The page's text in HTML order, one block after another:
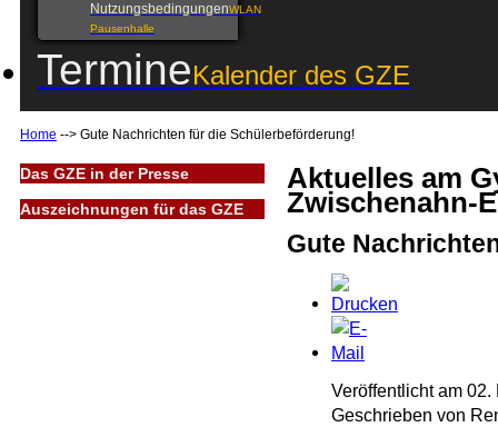
NutzungsbedingungenWLAN
Pausenhalle
TermineKalender des GZE
Home --> Gute Nachrichten für die Schülerbeförderung!
Aktuelles am
Zwischenahn-
Gute
Veröffentlicht am
Geschrieben von
Das GZE in der Presse
Auszeichnungen für das GZE